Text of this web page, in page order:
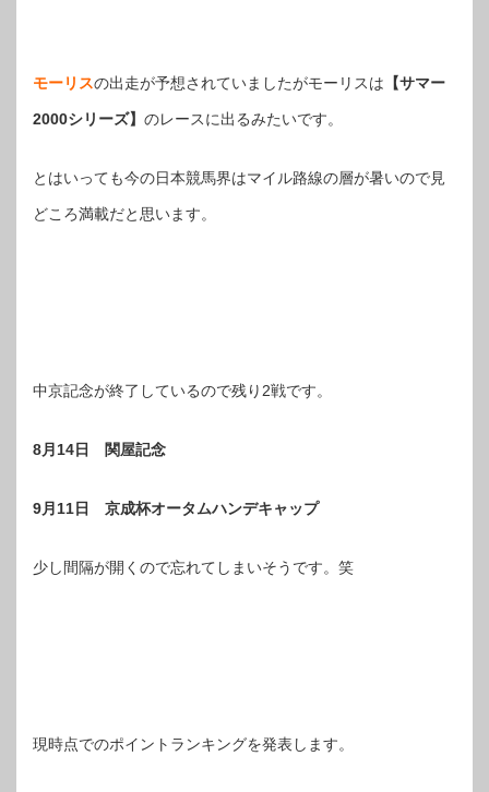
モーリスの出走が予想されていましたがモーリスは 【サマー
2000シリーズ】 のレースに出るみたいです。
とはいっても今の日本競馬界はマイル路線の層が暑いので見
どころ満載だと思います。
中京記念が終了しているので残り2戦です。
8月14日 関屋記念
9月11日 京成杯オータムハンデキャップ
少し間隔が開くので忘れてしまいそうです。笑
現時点でのポイントランキングを発表します。